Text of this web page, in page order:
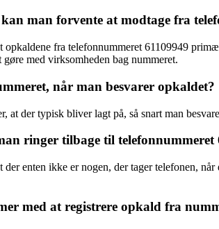
man forvente at modtage fra
opkaldene fra telefonnummeret 61109949
med virksomheden bag nummeret.
når man besvarer opkaldet?
at der typisk bliver lagt på, så snart man
ringer tilbage til telefonnummeret
der enten ikke er nogen, der tager telefonen,
med at registrere opkald fra